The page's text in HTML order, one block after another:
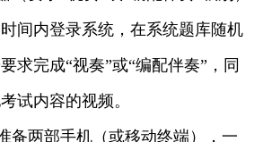
间内登录系统，在系统题库随机
求完成“视奏”或“编配伴奏”，同
试内容的视频。
备两部手机（或移动终端），一